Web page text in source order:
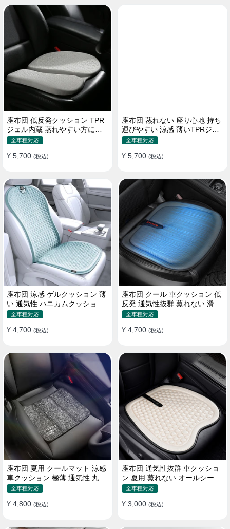
座布団 低反発クッション TPR
ジェル内蔵 蒸れやすい方にお
勧め おしり 熱い
全車種対応
¥ 5,700 (税込)
座布団 蒸れない 座り心地 持ち
運びやすい 涼感 薄いTPRジェ
ル内蔵 多用途
全車種対応
¥ 5,700 (税込)
座布団 涼感 ゲルクッション 薄
い 通気性 ハニカムクッション
四季通用 おすすめ
全車種対応
¥ 4,700 (税込)
座布団 クール 車クッション 低
反発 通気性抜群 蒸れない 滑り
止め おすすめ
全車種対応
¥ 4,700 (税込)
座布団 夏用 クールマット 涼感
車クッション 極薄 通気性 丸洗
いOK すずしい
全車種対応
¥ 4,800 (税込)
座布団 通気性抜群 車クッショ
ン 夏用 蒸れない オールシーズ
ン おしゃれ
全車種対応
¥ 3,000 (税込)